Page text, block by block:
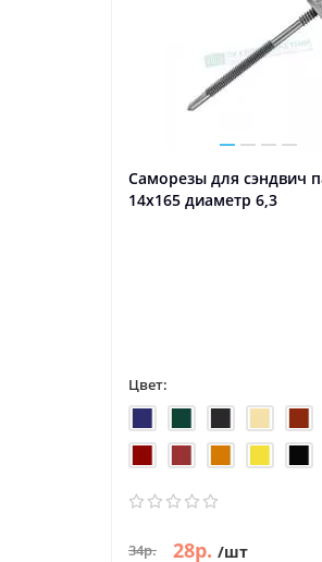
Саморезы для сэндвич
14x165 диаметр 6,3
Цвет:
34р. 28р. /шт